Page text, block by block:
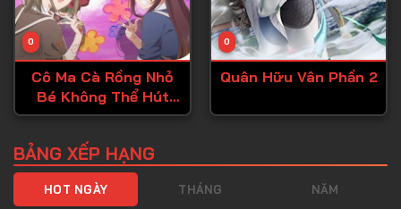
Tập 46
Tập 47
Tập 49
0
Cô Ma Cà Rồng Nhỏ
Bé Không Thể Hút
Đúng Cách
0
Quân Hữu Vân Phần 2
BẢNG XẾP HẠNG
HOT NGÀY THÁNG NĂM